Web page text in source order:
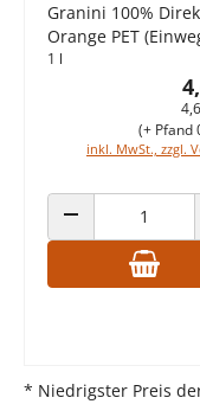
Granini 100%
Orange PET
1 l
inkl. MwSt., zzgl.
(+ Pfand
ANZAHL
* Niedrigster Preis